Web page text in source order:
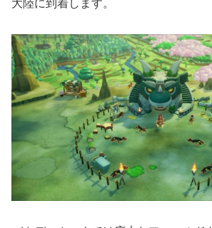
大陸に到着します。